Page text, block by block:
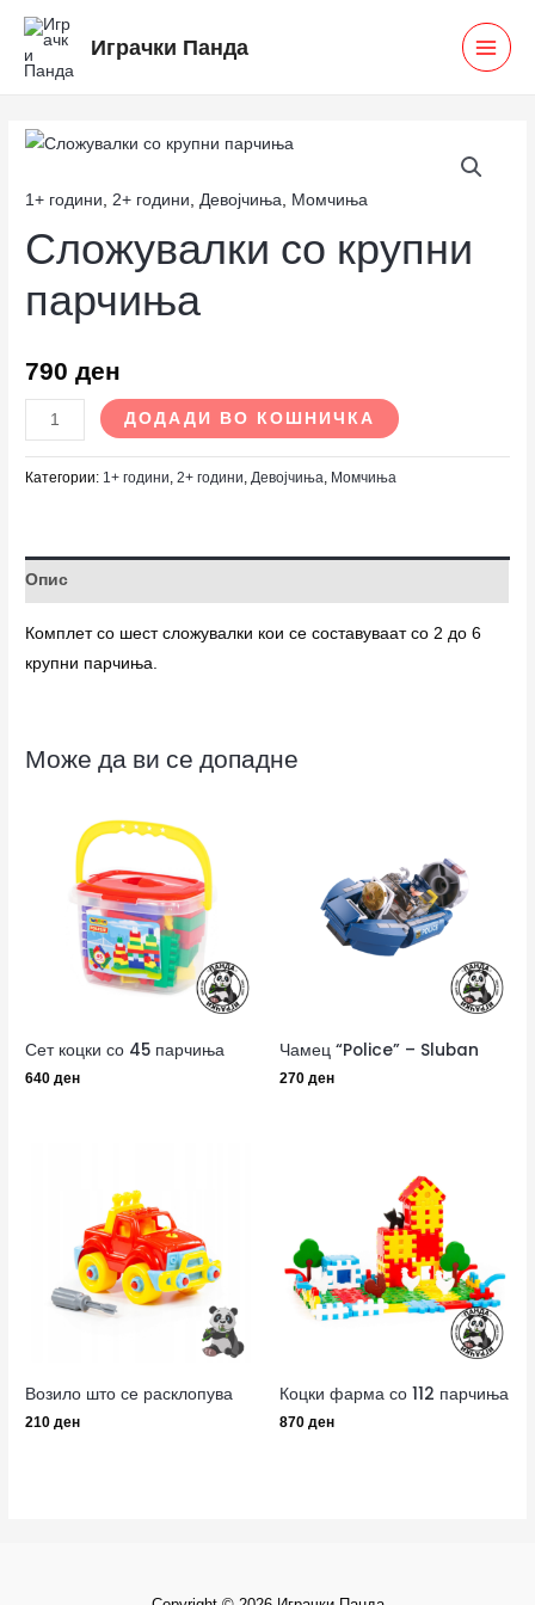
Skip
content
Играчки Панда
1+ години 2+ години Девојчиња Момчиња
Сложувалки со крупни
парчиња
790 ден
Сложувалки
крупни
парчиња
количина
ДОДАДИ ВО КОШНИЧКА
Категории: 1+ години,2+ години,Девојчиња, Момчиња
Опис
Комплет со шест сложувалки кои се составуваат со 2 до 6
крупни парчиња.
Може да ви се допадне
Сет коцки со 45 парчиња
640ден
Чамец “Police” – Sluban
270 ден
Возило што се расклопува
210ден
Коцки фарма со 112 парчиња
870 ден